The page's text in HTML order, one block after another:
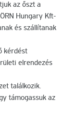
az őszt a
Hungary Kft-
és szállítanak
kérdést
elrendezés
találkozik.
támogassuk az